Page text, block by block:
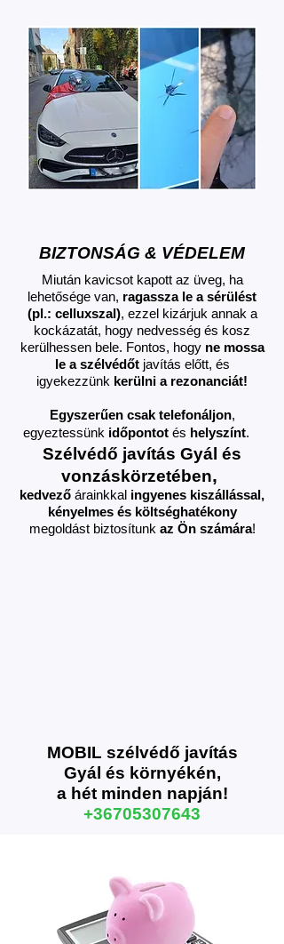
BIZTONSÁG & VÉDELEM
Miután kavicsot kapott az üveg, ha
lehetősége van, ragassza le a sérülést
(pl.: celluxszal), ezzel kizárjuk annak a
kockázatát, hogy nedvesség és kosz
kerülhessen bele. Fontos, hogy ne mossa
le a szélvédőtjavítás előtt, és
igyekezzünk kerülni a rezonanciát!
Egyszerűen csak telefonáljon,
egyeztessünk időpontot és helyszínt.
Szélvédő javítás Gyál és
vonzáskörzetében,
kedvező árainkkal ingyenes kiszállással,
kényelmes és költséghatékony
megoldást biztosítunk az Ön számára!
MOBIL szélvédő javítás
Gyál és környékén,
a hét minden napján!
+36705307643